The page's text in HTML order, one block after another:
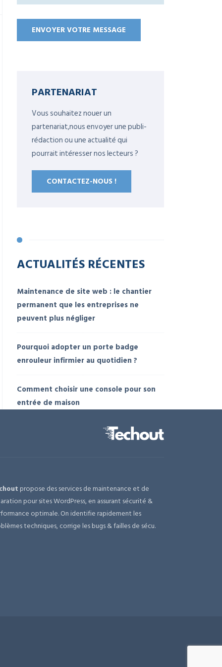
PARTENARIAT
Vous souhaitez nouer un
partenariat,nous envoyer une publi-
rédaction ou une actualité qui
pourrait intéresser nos lecteurs ?
CONTACTEZ-NOUS !
ACTUALITÉS RÉCENTES
Maintenance de site web : le chantier
permanent que les entreprises ne
peuvent plus négliger
Pourquoi adopter un porte badge
enrouleur infirmier au quotidien ?
Comment choisir une console pour son
entrée de maison
propose des services de maintenance et de
pour sites WordPress, en assurant sécurité &
optimale. On identifie rapidement les
techniques, corrige les bugs & failles de sécu.